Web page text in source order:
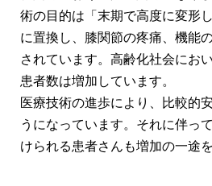
術の目的は「末期で高度に変形
に置換し、膝関節の疼痛、機能
されています。高齢化社会にお
患者数は増加しています。
医療技術の進歩により、比較的
うになっています。それに伴っ
けられる患者さんも増加の一途